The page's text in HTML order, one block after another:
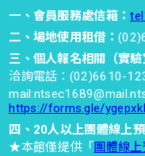
時間 : 10:30~11:00
亮點體驗-5F
體驗：10位）
2025-06-13
時間 : 11:00~11:15
一、會員服務處信箱：
二、場地使用租借：
三、個人報名相關（實驗
洽詢電話：(02)6610-
https://forms.gle/
四、20人以上團體線上
★本館僅提供「 團體線